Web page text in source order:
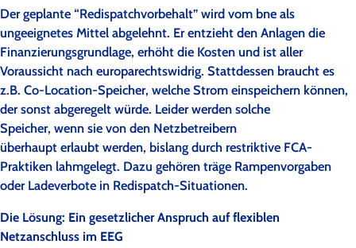
Der geplante “Redispatchvorbehalt” wird vom bne als
ungeeignetes Mittel abgelehnt. Er entzieht den Anlagen die
Finanzierungsgrundlage, erhöht die Kosten und ist aller
Voraussicht nach europarechtswidrig. Stattdessen braucht es
z.B. Co-Location-Speicher, welche Strom einspeichern können,
der sonst abgeregelt würde. Leider werden solche
Speicher, wenn sie von den Netzbetreibern
überhaupt erlaubt werden, bislang durch restriktive FCA-
Praktiken lahmgelegt. Dazu gehören träge Rampenvorgaben
oder Ladeverbote in Redispatch-Situationen.
Die Lösung: Ein gesetzlicher Anspruch auf flexiblen
Netzanschluss im EEG